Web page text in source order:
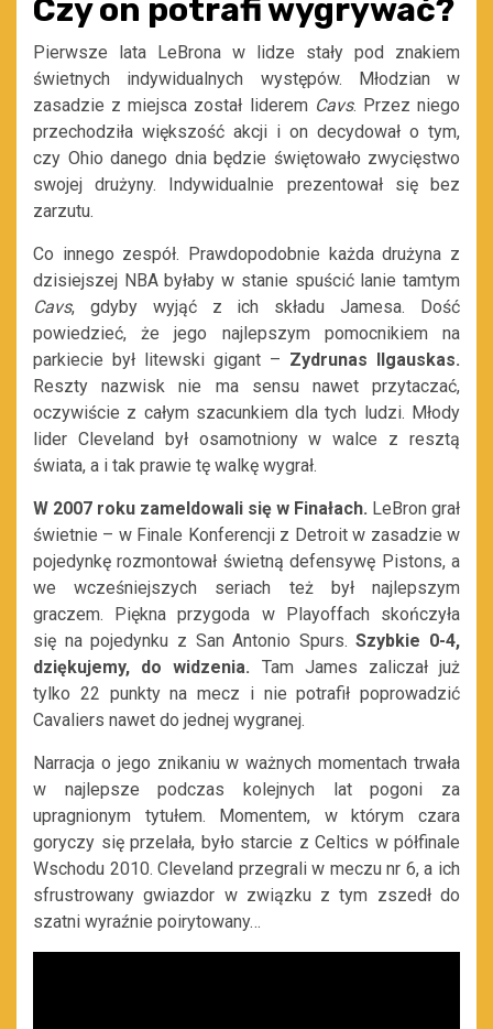
Czy on potrafi wygrywać?
Pierwsze lata LeBrona w lidze stały pod znakiem
świetnych indywidualnych występów. Młodzian w
zasadzie z miejsca został liderem Cavs. Przez niego
przechodziła większość akcji i on decydował o tym,
czy Ohio danego dnia będzie świętowało zwycięstwo
swojej drużyny. Indywidualnie prezentował się bez
zarzutu.
Co innego zespół. Prawdopodobnie każda drużyna z
dzisiejszej NBA byłaby w stanie spuścić lanie tamtym
Cavs, gdyby wyjąć z ich składu Jamesa. Dość
powiedzieć, że jego najlepszym pomocnikiem na
parkiecie był litewski gigant – Zydrunas Ilgauskas.
Reszty nazwisk nie ma sensu nawet przytaczać,
oczywiście z całym szacunkiem dla tych ludzi. Młody
lider Cleveland był osamotniony w walce z resztą
świata, a i tak prawie tę walkę wygrał.
W 2007 roku zameldowali się w Finałach. LeBron grał
świetnie – w Finale Konferencji z Detroit w zasadzie w
pojedynkę rozmontował świetną defensywę Pistons, a
we wcześniejszych seriach też był najlepszym
graczem. Piękna przygoda w Playoffach skończyła
się na pojedynku z San Antonio Spurs.Szybkie 0-4,
dziękujemy, do widzenia. Tam James zaliczał już
tylko 22 punkty na mecz i nie potrafił poprowadzić
Cavaliers nawet do jednej wygranej.
Narracja o jego znikaniu w ważnych momentach trwała
w najlepsze podczas kolejnych lat pogoni za
upragnionym tytułem. Momentem, w którym czara
goryczy się przelała, było starcie z Celtics w półfinale
Wschodu 2010. Cleveland przegrali w meczu nr 6, a ich
sfrustrowany gwiazdor w związku z tym zszedł do
szatni wyraźnie poirytowany…